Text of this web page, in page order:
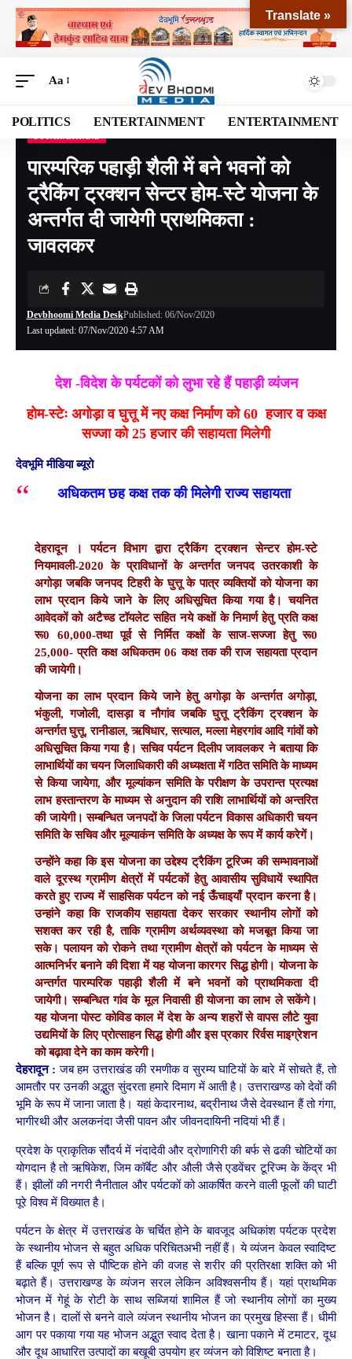
Aa
POLITICS ENTERTAINMENT ENTERTAINMENT
Devbhoomi Media >Blog>NATIONAL>UTTARAKHAND>पारम्परिक पहाड़ी शैली में बने भवनों को ट्रैकिंग ट्रक्शन सेन्टर होम-स्टे योजना के अन्तर्गत दी जायेगी प्राथमिकता : जावलकर
पारम्परिक पहाड़ी शैली में बने भवनों को
ट्रैकिंग ट्रक्शन सेन्टर होम-स्टे योजना के
अन्तर्गत दी जायेगी प्राथमिकता :
जावलकर
Last updated: 07/Nov/2020 4:57 AM
Devbhoomi Media DeskPublished: 06/Nov/2020
देश -विदेश के पर्यटकों को लुभा रहे हैं पहाड़ी व्यंजन
होम-स्टेः अगोड़ा व घुत्तू में नए कक्ष निर्माण को 60 हजार व कक्ष
सज्जा को 25 हजार की सहायता मिलेगी
देवभूमि मीडिया ब्यूरो
अधिकतम छह कक्ष तक की मिलेगी राज्य सहायता
देहरादून । पर्यटन विभाग द्वारा ट्रैकिंग ट्रक्शन सेन्टर होम-स्टे
नियमावली-2020 के प्राविधानों के अन्तर्गत जनपद उतरकाशी के
अगोड़ा जबकि जनपद टिहरी के घुत्तू के पात्र व्यक्तियों को योजना का
लाभ प्रदान किये जाने के लिए अधिसूचित किया गया है। चयनित
आवेदकों को अटैच्ड टॉयलेट सहित नये कक्षों के निमार्ण हेतु प्रति कक्ष
रू0 60,000-तथा पूर्व से निर्मित कक्षों के साज-सज्जा हेतु रू0
25,000- प्रति कक्ष अधिकतम 06 कक्ष तक की राज सहायता प्रदान
की जायेगी।
योजना का लाभ प्रदान किये जाने हेतु अगोड़ा के अन्तर्गत अगोड़ा,
भंकुली, गजोली, दासड़ा व नौगांव जबकि घुत्तू ट्रैकिंग ट्रक्शन के
अन्तर्गत घुत्तू, रानीडाल, ऋषिधार, सत्याल, मल्ला मेहरगांव आदि गांवों को
अधिसूचित किया गया है। सचिव पर्यटन दिलीप जावलकर ने बताया कि
लाभार्थियों का चयन जिलाधिकारी की अध्यक्षता में गठित समिति के माध्यम
से किया जायेगा, और मूल्यांकन समिति के परीक्षण के उपरान्त प्रत्यक्ष
लाभ हस्तान्तरण के माध्यम से अनुदान की राशि लाभार्थियों को अन्तरित
की जायेगी। सम्बन्धित जनपदों के जिला पर्यटन विकास अधिकारी चयन
समिति के सचिव और मूल्याकंन समिति के अध्यक्ष के रूप में कार्य करेगें।
उन्होंने कहा कि इस योजना का उद्देश्य ट्रैकिंग टूरिज्म की सम्भावनाओं
वाले दूरस्थ ग्रामीण क्षेत्रों में पर्यटकों हेतु आवासीय सुविधायें स्थापित
करते हुए राज्य में साहसिक पर्यटन को नई ऊँचाइयाँ प्रदान करना है।
उन्हांने कहा कि राजकीय सहायता देकर सरकार स्थानीय लोगों को
सशक्त कर रही है, ताकि ग्रामीण अर्थव्यवस्था को मजबूत किया जा
सके। पलायन को रोकने तथा ग्रामीण क्षेत्रों को पर्यटन के माध्यम से
आत्मनिर्भर बनाने की दिशा में यह योजना कारगर सिद्ध होगी। योजना के
अन्तर्गत पारम्परिक पहाड़ी शैली में बने भवनों को प्राथमिकता दी
जायेगी। सम्बन्धित गांव के मूल निवासी ही योजना का लाभ ले सकेंगे।
यह योजना पोस्ट कोविड काल में देश के अन्य शहरों से वापस लौटे युवा
उद्यमियों के लिए प्रोत्साहन सिद्ध होगी और इस प्रकार रिर्वस माइग्रेशन
को बढ़ावा देने का काम करेगी।
देहरादून :जब हम उत्तराखंड की रमणीक व सुरम्य घाटियों के बारे में सोचते हैं, तो
आमतौर पर उनकी अद्भुत सुंदरता हमारे दिमाग में आती है। उत्तराखण्ड को देवों की
भूमि के रूप में जाना जाता है। यहां केदारनाथ, बद्रीनाथ जैसे देवस्थान हैं तो गंगा,
भागीरथी और अलकनंदा जैसी पावन और जीवनदायिनी नदियां भी हैं।
प्रदेश के प्राकृतिक सौंदर्य में नंदादेवी और द्रोणागिरी की बर्फ से ढकी चोटियों का
योगदान है तो ऋषिकेश, जिम कॉर्बेट और औली जैसे एडवेंचर टूरिज्म के केंद्र भी
हैं। झीलों की नगरी नैनीताल और पर्यटकों को आकर्षित करने वाली फूलों की घाटी
पूरे विश्व में विख्यात है।
पर्यटन के क्षेत्र में उत्तराखंड के चर्चित होने के बावजूद अधिकांश पर्यटक प्रदेश
के स्थानीय भोजन से बहुत अधिक परिचितअभी नहीं हैं। ये व्यंजन केवल स्वादिष्ट
हैं बल्कि पूर्ण रूप से पौष्टिक होने की वजह से शरीर की प्रतिरक्षा शक्ति को भी
बढ़ाते हैं। उत्तराखण्ड के व्यंजन सरल लेकिन अविश्वसनीय हैं। यहां प्राथमिक
भोजन में गेहूं के रोटी के साथ सब्जियां शामिल हैं जो स्थानीय लोगों का मुख्य
भोजन है। दालों से बनने वाले व्यंजन स्थानीय भोजन का प्रमुख हिस्सा हैं। धीमी
आग पर पकाया गया यह भोजन अद्भुत स्वाद देता है। खाना पकाने में टमाटर, दूध
और दूध आधारित उत्पादों का बखूबी उपयोग हर व्यंजन को विशिष्ट बनाता है।
Translate »